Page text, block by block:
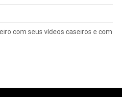
com seus vídeos caseiros e com